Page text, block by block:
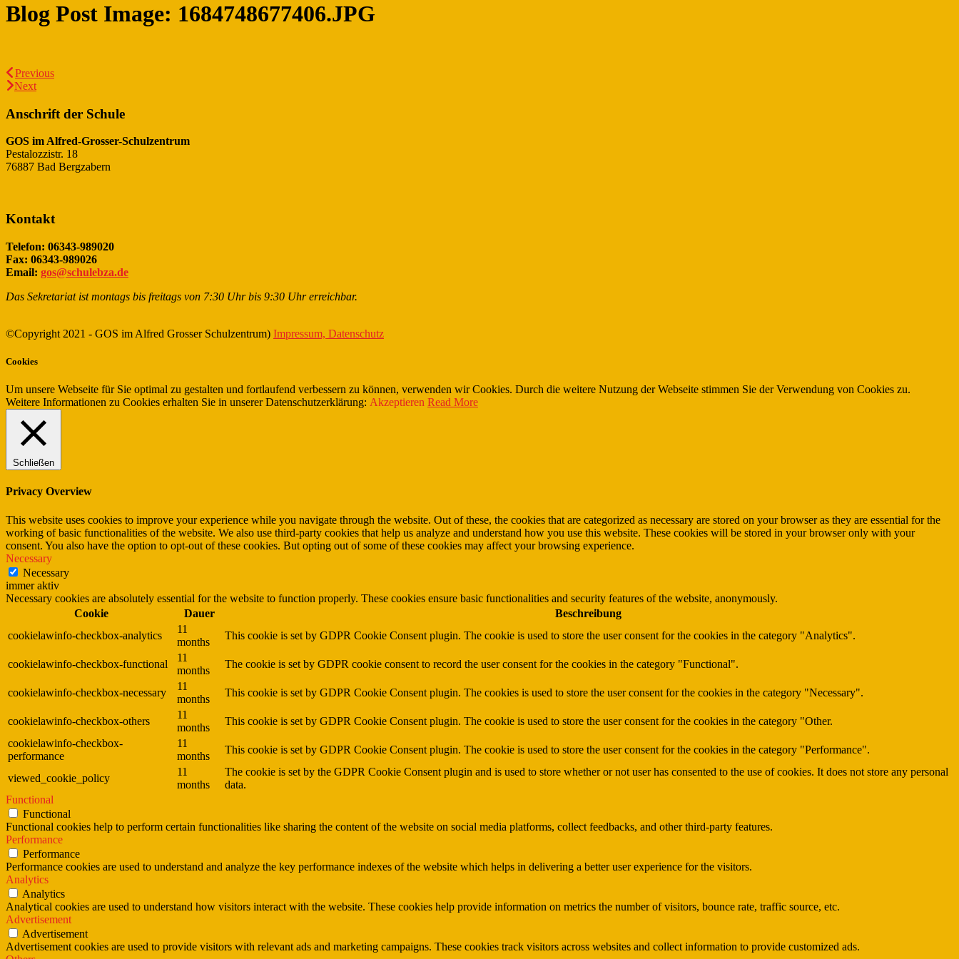
Blog Post Image: 1684748677406.JPG
Previous
Next
Anschrift der Schule
GOS im Alfred-Grosser-Schulzentrum
Pestalozzistr. 18
76887 Bad Bergzabern
Kontakt
Telefon: 06343-989020
Fax: 06343-989026
Email: gos@schulebza.de
Das Sekretariat ist montags bis freitags von 7:30 Uhr bis 9:30 Uhr erreichbar.
©Copyright 2021 - GOS im Alfred Grosser Schulzentrum) Impressum, Datenschutz
Cookies
Um unsere Webseite für Sie optimal zu gestalten und fortlaufend verbessern zu können, verwenden wir Cookies. Durch die weitere Nutzung der Webseite stimmen Sie der Verwendung von Cookies zu.
Weitere Informationen zu Cookies erhalten Sie in unserer Datenschutzerklärung: Akzeptieren Read More
Schließen
Privacy Overview
This website uses cookies to improve your experience while you navigate through the website. Out of these, the cookies that are categorized as necessary are stored on your browser as they are essential for the
working of basic functionalities of the website. We also use third-party cookies that help us analyze and understand how you use this website. These cookies will be stored in your browser only with your
consent. You also have the option to opt-out of these cookies. But opting out of some of these cookies may affect your browsing experience.
Necessary
Necessary
immer aktiv
Necessary cookies are absolutely essential for the website to function properly. These cookies ensure basic functionalities and security features of the website, anonymously.
Cookie
Dauer
Beschreibung
cookielawinfo-checkbox-analytics
11
months
This cookie is set by GDPR Cookie Consent plugin. The cookie is used to store the user consent for the cookies in the category "Analytics".
cookielawinfo-checkbox-functional
11
months
The cookie is set by GDPR cookie consent to record the user consent for the cookies in the category "Functional".
cookielawinfo-checkbox-necessary
11
months
This cookie is set by GDPR Cookie Consent plugin. The cookies is used to store the user consent for the cookies in the category "Necessary".
cookielawinfo-checkbox-others
11
months
This cookie is set by GDPR Cookie Consent plugin. The cookie is used to store the user consent for the cookies in the category "Other.
cookielawinfo-checkbox-
performance
11
months
This cookie is set by GDPR Cookie Consent plugin. The cookie is used to store the user consent for the cookies in the category "Performance".
viewed_cookie_policy
11
months
The cookie is set by the GDPR Cookie Consent plugin and is used to store whether or not user has consented to the use of cookies. It does not store any personal
data.
Functional
Functional
Functional cookies help to perform certain functionalities like sharing the content of the website on social media platforms, collect feedbacks, and other third-party features.
Performance
Performance
Performance cookies are used to understand and analyze the key performance indexes of the website which helps in delivering a better user experience for the visitors.
Analytics
Analytics
Analytical cookies are used to understand how visitors interact with the website. These cookies help provide information on metrics the number of visitors, bounce rate, traffic source, etc.
Advertisement
Advertisement
Advertisement cookies are used to provide visitors with relevant ads and marketing campaigns. These cookies track visitors across websites and collect information to provide customized ads.